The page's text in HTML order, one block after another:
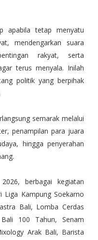
apabila tetap menyatu
mendengarkan suara
rakyat, serta
terus menyala. Inilah
politik yang berpihak
semarak melalui
penampilan para juara
hingga penyerahan
berbagai kegiatan
Kampung Soekarno
Bali, Lomba Cerdas
100 Tahun, Senam
Arak Bali, Barista